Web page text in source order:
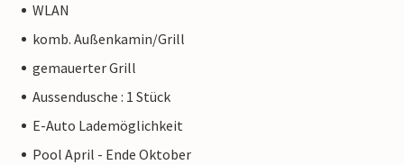
WLAN
komb. Außenkamin/Grill
gemauerter Grill
Aussendusche : 1 Stück
E-Auto Lademöglichkeit
Pool April - Ende Oktober